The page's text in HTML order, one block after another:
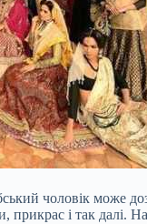
чоловік може
прикрас і так